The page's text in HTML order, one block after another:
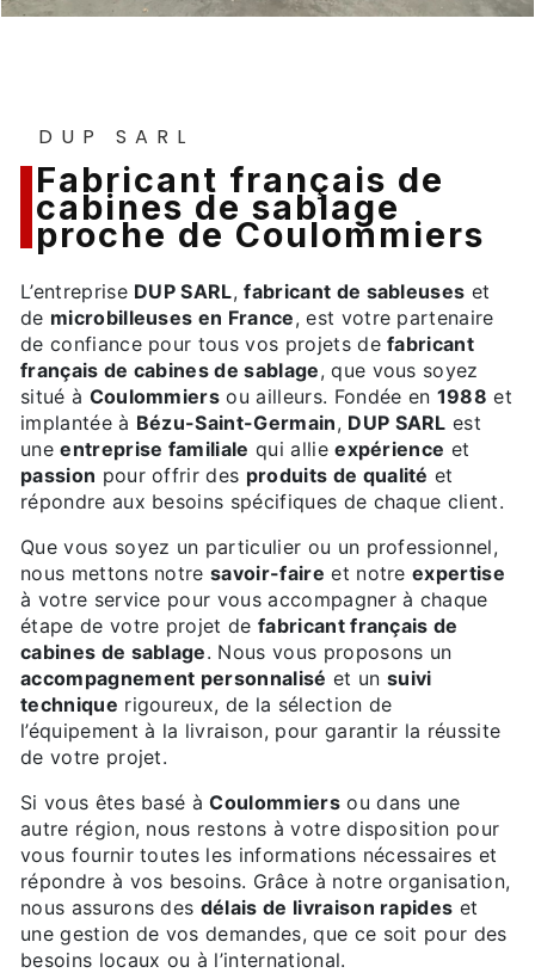
DUP SARL
fabricant français de
cabines de sablage
proche de Coulommiers
L’entreprise DUP SARL,fabricant de sableuses et
de microbilleuses en France, est votre partenaire
de confiance pour tous vos projets defabricant
français de cabines de sablage, que vous soyez
situé à Coulommiers ou ailleurs. Fondée en 1988 et
implantée à Bézu-Saint-Germain, DUP SARL est
uneentreprise familiale qui allieexpérience et
passion pour offrir des produits de qualité et
répondre aux besoins spécifiques de chaque client.
Que vous soyez un particulier ou un professionnel,
nous mettons notresavoir-faire et notreexpertise
à votre service pour vous accompagner à chaque
étape de votre projet defabricant français de
cabines de sablage. Nous vous proposons un
accompagnement personnalisé et un suivi
technique rigoureux, de la sélection de
l’équipement à la livraison, pour garantir la réussite
de votre projet.
Si vous êtes basé àCoulommiersou dans une
autre région, nous restons à votre disposition pour
vous fournir toutes les informations nécessaires et
répondre à vos besoins. Grâce à notre organisation,
nous assurons des délais de livraison rapides et
une gestion de vos demandes, que ce soit pour des
besoins locaux ou à l’international.